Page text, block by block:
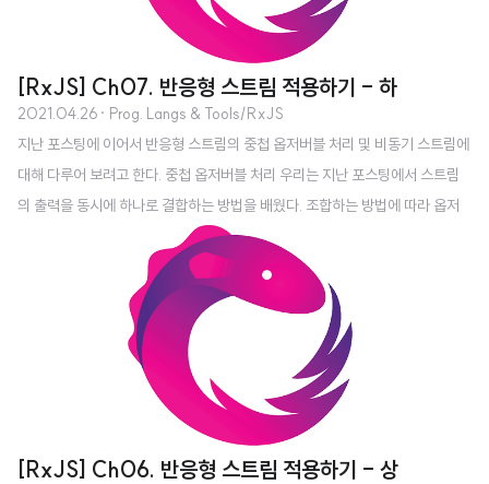
[RxJS] Ch07. 반응형 스트림 적용하기 - 하
2021.04.26 · Prog. Langs & Tools/RxJS
지난 포스팅에 이어서 반응형 스트림의 중첩 옵저버블 처리 및 비동기 스트림에
대해 다루어 보려고 한다. 중첩 옵저버블 처리 우리는 지난 포스팅에서 스트림
의 출력을 동시에 하나로 결합하는 방법을 배웠다. 조합하는 방법에 따라 옵저
버블 자체에서 다른 옵저버블을 방출하기도 한다. 아래와 같은 상황을 중첩 옵
저버블 구조라고 한다. 중첩 옵저버블은 특정 동작 때문에 결과를 소스 옵저버
블로 반환해야 하는 후속 비동기 작업을 유발하거나 시작하는 경우에 유용하다.
지금까지는 스칼라 값을 반환하는 함수를 주로 매핑하였으나, 중첩 옵저버블은
매핑된 함수가 다른 옵저버블에 매핑된 옵저버블 또는 옵저버블의 옵저버블을
반환하는 상황을 나타낼 때 사용한다. 이러한 상황은 함수형 프로그래밍에서 빈
번하게 발생하는데, 그 이유는 ma..
[RxJS] Ch06. 반응형 스트림 적용하기 - 상